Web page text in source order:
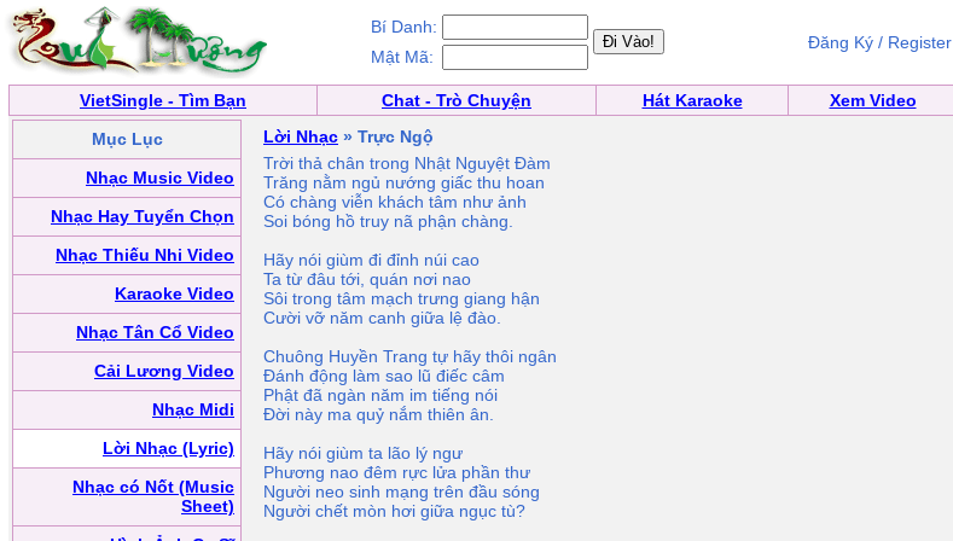
Bí Danh:
Mật Mã:
Đăng Ký / Register
VietSingle - Tìm Bạn Chat - Trò Chuyện Hát Karaoke Xem Video
Mục Lục
Nhạc Music Video
Nhạc Hay Tuyển Chọn
Nhạc Thiếu Nhi Video
Karaoke Video
Nhạc Tân Cổ Video
Cải Lương Video
Nhạc Midi
Lời Nhạc (Lyric)
Nhạc có Nốt (Music
Sheet)
Lời Nhạc » Trực Ngộ
Trời thả chân trong Nhật Nguyệt Đàm
Trăng nằm ngủ nướng giấc thu hoan
Có chàng viễn khách tâm như ảnh
Soi bóng hồ truy nã phận chàng.
Hãy nói giùm đi đỉnh núi cao
Ta từ đâu tới, quán nơi nao
Sôi trong tâm mạch trưng giang hận
Cười vỡ năm canh giữa lệ đào.
Chuông Huyền Trang tự hãy thôi ngân
Đánh động làm sao lũ điếc câm
Phật đã ngàn năm im tiếng nói
Đời này ma quỷ nắm thiên ân.
Hãy nói giùm ta lão lý ngư
Phương nao đêm rực lửa phần thư
Người neo sinh mạng trên đầu sóng
Người chết mòn hơi giữa ngục tù?